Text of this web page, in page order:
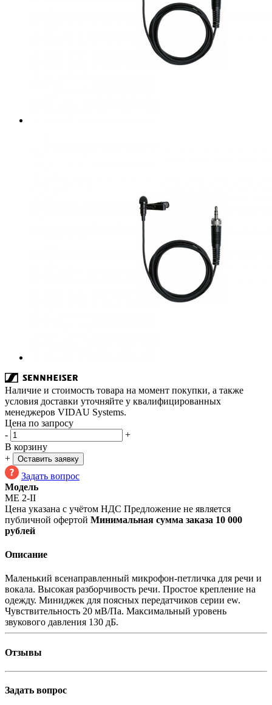
Наличие и стоимость товара на момент покупки, а также
условия доставки уточняйте у квалифицированных
менеджеров VIDAU Systems.
Цена по запросу
-
+
В корзину
+
Оставить заявку
Задать вопрос
Модель
ME 2-II
Цена указана с учётом НДС Предложение не является
публичной офертой Минимальная сумма заказа 10 000
рублей
Описание
Маленький всенаправленный микрофон-петличка для речи и
вокала. Высокая разборчивость речи. Простое крепление на
одежду. Миниджек для поясных передатчиков серии ew.
Чувствительность 20 мВ/Па. Максимальный уровень
звукового давления 130 дБ.
Отзывы
Задать вопрос